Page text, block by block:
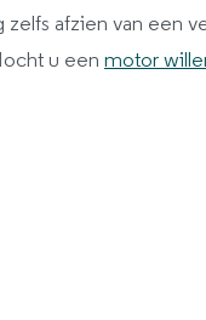
afzien van een
u een motor